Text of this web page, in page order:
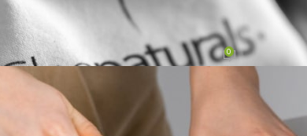
DESIGN TRENDS
big design: Wall likes pictures
Posted by HichamOn 26 August 2021 0